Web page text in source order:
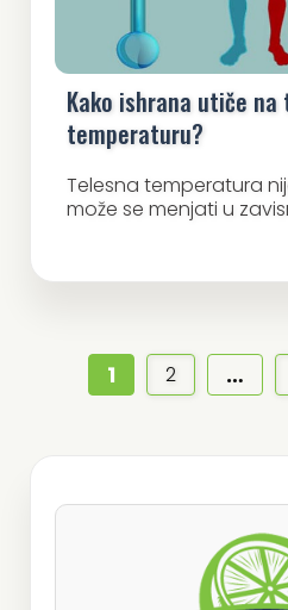
Kako ishrana utiče na
temperaturu?
Telesna temperatura
može se menjati u
1 2 …